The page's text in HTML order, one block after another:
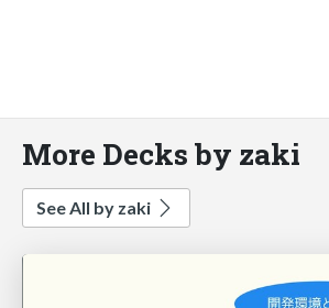
More Decks by zaki
See All by zaki